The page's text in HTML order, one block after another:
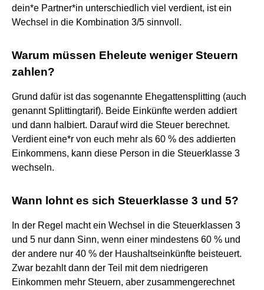
dein*e Partner*in unterschiedlich viel verdient, ist ein
Wechsel in die Kombination 3/5 sinnvoll.
Warum müssen Eheleute weniger Steuern
zahlen?
Grund dafür ist das sogenannte Ehegattensplitting (auch
genannt Splittingtarif). Beide Einkünfte werden addiert
und dann halbiert. Darauf wird die Steuer berechnet.
Verdient eine*r von euch mehr als 60 % des addierten
Einkommens, kann diese Person in die Steuerklasse 3
wechseln.
Wann lohnt es sich Steuerklasse 3 und 5?
In der Regel macht ein Wechsel in die Steuerklassen 3
und 5 nur dann Sinn, wenn einer mindestens 60 % und
der andere nur 40 % der Haushaltseinkünfte beisteuert.
Zwar bezahlt dann der Teil mit dem niedrigeren
Einkommen mehr Steuern, aber zusammengerechnet